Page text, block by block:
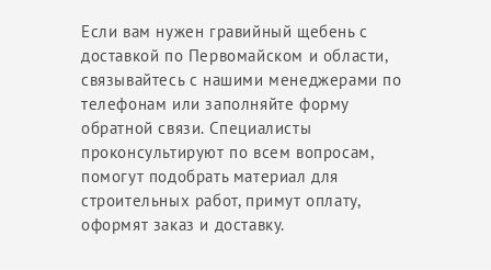
Если вам нужен гравийный щебень с
доставкой по Первомайском и области,
связывайтесь с нашими менеджерами по
телефонам или заполняйте форму
обратной связи. Специалисты
проконсультируют по всем вопросам,
помогут подобрать материал для
строительных работ, примут оплату,
оформят заказ и доставку.